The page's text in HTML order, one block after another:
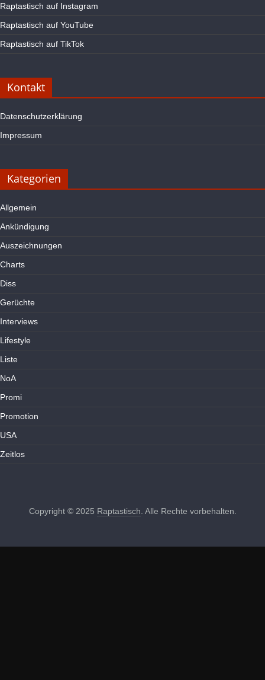
Raptastisch auf Instagram
Raptastisch auf YouTube
Raptastisch auf TikTok
Kontakt
Datenschutzerklärung
Impressum
Kategorien
Allgemein
Ankündigung
Auszeichnungen
Charts
Diss
Gerüchte
Interviews
Lifestyle
Liste
NoA
Promi
Promotion
USA
Zeitlos
Copyright © 2025 Raptastisch . Alle Rechte vorbehalten.